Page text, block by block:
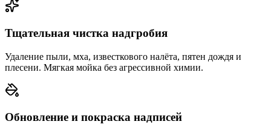
Тщательная чистка надгробия
Удаление пыли, мха, известкового налёта, пятен дождя и
плесени. Мягкая мойка без агрессивной химии.
Обновление и покраска надписей